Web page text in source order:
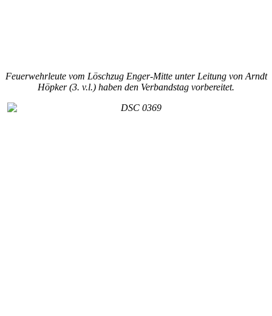
Feuerwehrleute vom Löschzug Enger-Mitte unter Leitung von Arndt
Höpker (3. v.l.) haben den Verbandstag vorbereitet.